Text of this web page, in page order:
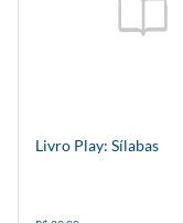
Livro Play: Sílabas